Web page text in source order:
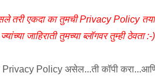
तरी एकदा का तुमची Privacy Policy
जाहिराती तुमच्या ब्लॉगवर तुम्ही ठेवता :-)
Privacy Policy असेल...ती कॉपी